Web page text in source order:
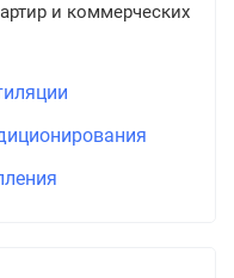
и коммерческих